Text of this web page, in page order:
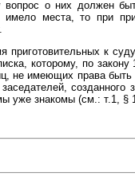
о них должен
места, то при
приготовительных к
которому, по закону
не имеющих права
созданного
уже знакомы (см.: т.1, §